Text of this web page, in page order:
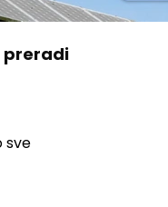
preradi
sve